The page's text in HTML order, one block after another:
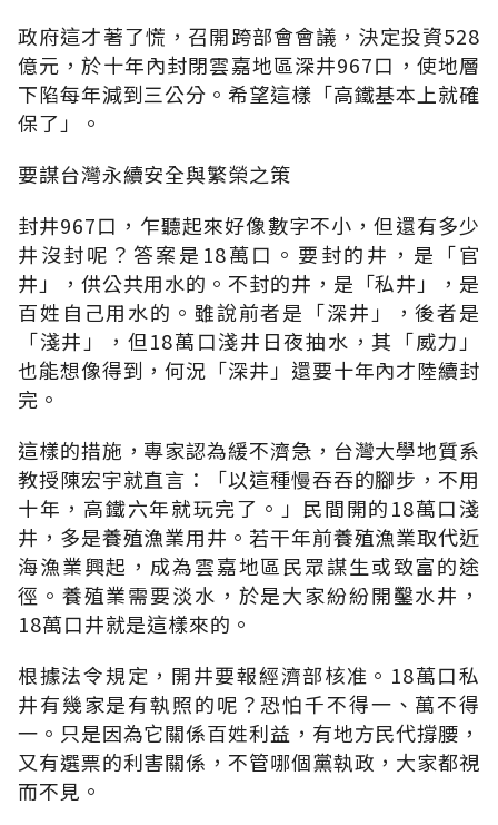
政府這才著了慌，召開跨部會會議，決定投資528
億元，於十年內封閉雲嘉地區深井967口，使地層
下陷每年減到三公分。希望這樣「高鐵基本上就確
保了」。
要謀台灣永續安全與繁榮之策
封井967口，乍聽起來好像數字不小，但還有多少
井沒封呢？答案是18萬口。要封的井，是「官
井」，供公共用水的。不封的井，是「私井」，是
百姓自己用水的。雖說前者是「深井」，後者是
「淺井」，但18萬口淺井日夜抽水，其「威力」
也能想像得到，何況「深井」還要十年內才陸續封
完。
這樣的措施，專家認為緩不濟急，台灣大學地質系
教授陳宏宇就直言：「以這種慢吞吞的腳步，不用
十年，高鐵六年就玩完了。」民間開的18萬口淺
井，多是養殖漁業用井。若干年前養殖漁業取代近
海漁業興起，成為雲嘉地區民眾謀生或致富的途
徑。養殖業需要淡水，於是大家紛紛開鑿水井，
18萬口井就是這樣來的。
根據法令規定，開井要報經濟部核准。18萬口私
井有幾家是有執照的呢？恐怕千不得一、萬不得
一。只是因為它關係百姓利益，有地方民代撐腰，
又有選票的利害關係，不管哪個黨執政，大家都視
而不見。